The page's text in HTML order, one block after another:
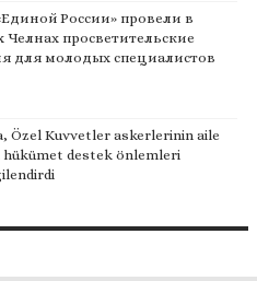
России» провели в
просветительские
для молодых специалистов
Özel Kuvvetler askerlerinin aile
hükümet destek önlemleri